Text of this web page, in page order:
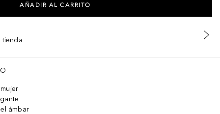
AÑADIR AL CARRITO
tienda
ámbar